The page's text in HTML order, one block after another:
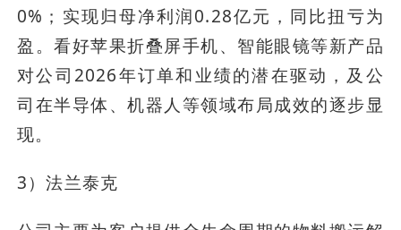
0%；实现归母净利润0.28亿元，同比扭亏为
盈。看好苹果折叠屏手机、智能眼镜等新产品
对公司2026年订单和业绩的潜在驱动，及公
司在半导体、机器人等领域布局成效的逐步显
现。
3）法兰泰克